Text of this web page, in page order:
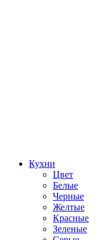
Кухни
Цвет
Белые
Черные
Желтые
Красные
Зеленые